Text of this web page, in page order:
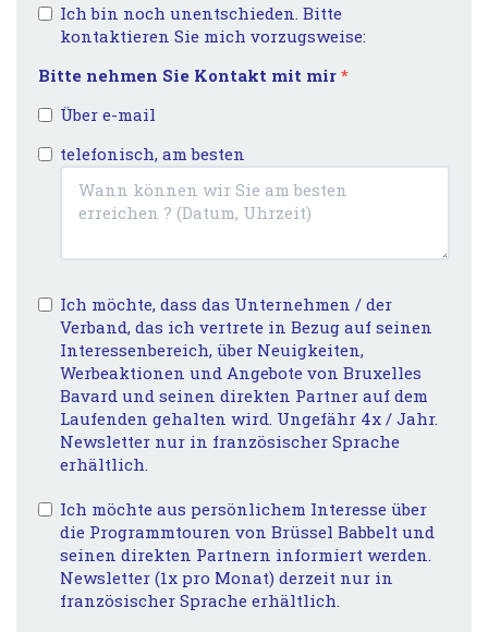
Ich bin noch unentschieden. Bitte
kontaktieren Sie mich vorzugsweise:
Bitte nehmen Sie Kontakt mit mir *
Über e-mail
telefonisch, am besten
Ich möchte, dass das Unternehmen / der
Verband, das ich vertrete in Bezug auf seinen
Interessenbereich, über Neuigkeiten,
Werbeaktionen und Angebote von Bruxelles
Bavard und seinen direkten Partner auf dem
Laufenden gehalten wird. Ungefähr 4x / Jahr.
Newsletter nur in französischer Sprache
erhältlich.
Ich möchte aus persönlichem Interesse über
die Programmtouren von Brüssel Babbelt und
seinen direkten Partnern informiert werden.
Newsletter (1x pro Monat) derzeit nur in
französischer Sprache erhältlich.